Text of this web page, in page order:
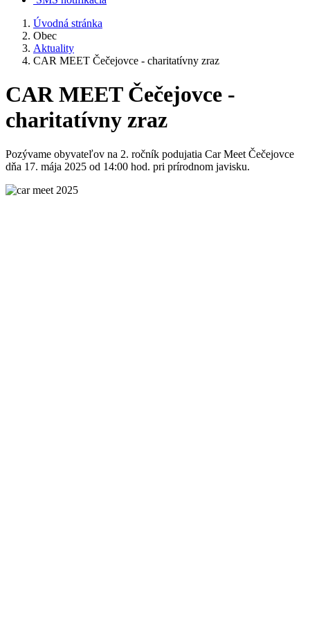
Úvodná stránka
Obec
Aktuality
CAR MEET Čečejovce - charitatívny zraz
CAR MEET Čečejovce -
charitatívny zraz
Pozývame obyvateľov na 2. ročník podujatia Car Meet Čečejovce
dňa 17. mája 2025 od 14:00 hod. pri prírodnom javisku.